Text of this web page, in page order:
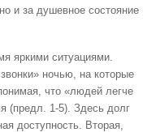
и за душевное состояние
яркими ситуациями.
ночью, на которые
что «людей легче
(предл. 1-5). Здесь долг
доступность. Вторая,